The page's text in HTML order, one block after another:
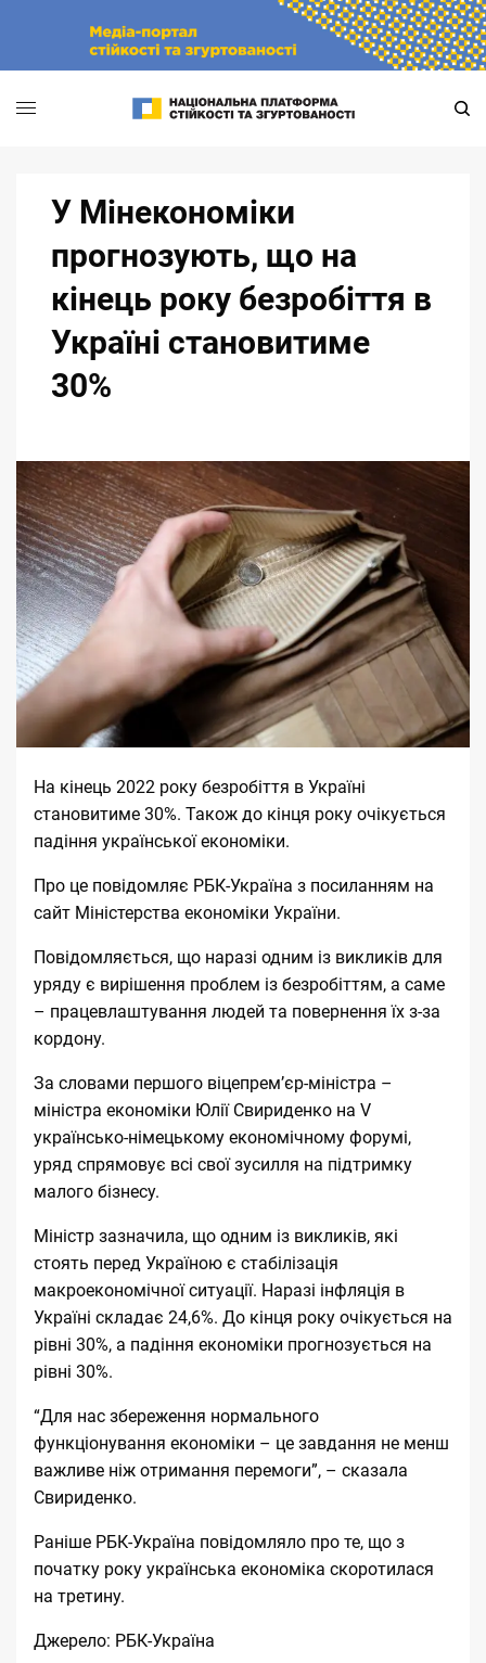
У Мінекономіки
прогнозують, що на
кінець року безробіття в
Україні становитиме
30%
На кінець 2022 року безробіття в Україні
становитиме 30%. Також до кінця року очікується
падіння української економіки.
Про це повідомляє РБК-Україна з посиланням на
сайт Міністерства економіки України.
Повідомляється, що наразі одним із викликів для
уряду є вирішення проблем із безробіттям, а саме
– працевлаштування людей та повернення їх з-за
кордону.
За словами першого віцепрем’єр-міністра –
міністра економіки Юлії Свириденко на V
українсько-німецькому економічному форумі,
уряд спрямовує всі свої зусилля на підтримку
малого бізнесу.
Міністр зазначила, що одним із викликів, які
стоять перед Україною є стабілізація
макроекономічної ситуації. Наразі інфляція в
Україні складає 24,6%. До кінця року очікується на
рівні 30%, а падіння економіки прогнозується на
рівні 30%.
“Для нас збереження нормального
функціонування економіки – це завдання не менш
важливе ніж отримання перемоги”, – сказала
Свириденко.
Раніше РБК-Україна повідомляло про те, що з
початку року українська економіка скоротилася
на третину.
Джерело: РБК-Україна